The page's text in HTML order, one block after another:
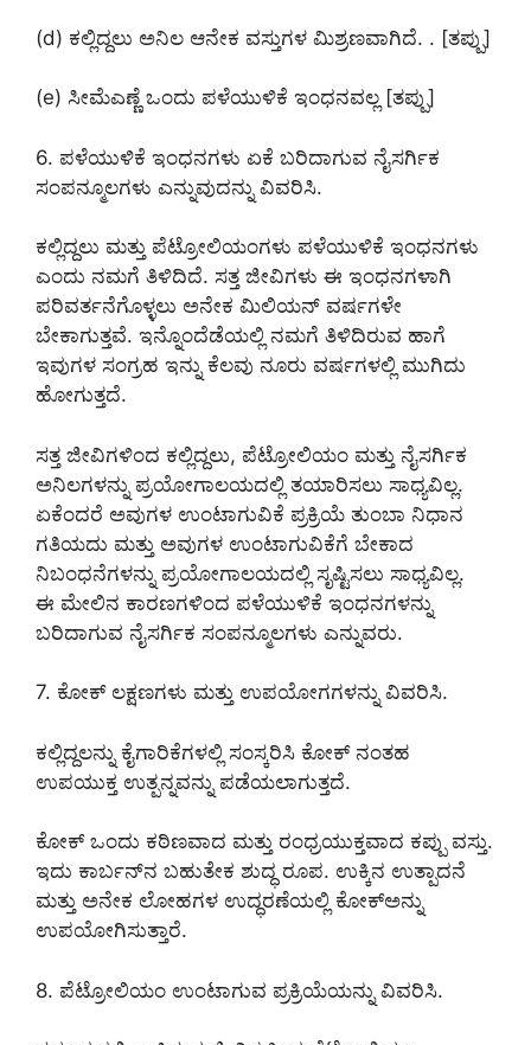
(d) ಕಲ್ಲಿದ್ದಲು ಅನಿಲ ಆನೇಕ ವಸ್ತುಗಳ ಮಿಶ್ರಣವಾಗಿದೆ. . [ತಪ್ಪು]
(e) ಸೀಮೆಎಣ್ಣೆ ಒಂದು ಪಳೆಯುಳಿಕೆ ಇಂಧನವಲ್ಲ [ತಪ್ಪು]
6. ಪಳೆಯುಳಿಕೆ ಇಂಧನಗಳು ಏಕೆ ಬರಿದಾಗುವ ನೈಸರ್ಗಿಕ
ಸಂಪನ್ಮೂಲಗಳು ಎನ್ನುವುದನ್ನು ವಿವರಿಸಿ.
ಕಲ್ಲಿದ್ದಲು ಮತ್ತು ಪೆಟ್ರೋಲಿಯಂಗಳು ಪಳೆಯುಳಿಕೆ ಇಂಧನಗಳು
ಎಂದು ನಮಗೆ ತಿಳಿದಿದೆ. ಸತ್ತ ಜೀವಿಗಳು ಈ ಇಂಧನಗಳಾಗಿ
ಪರಿವರ್ತನೆಗೊಳ್ಳಲು ಅನೇಕ ಮಿಲಿಯನ್ ವರ್ಷಗಳೇ
ಬೇಕಾಗುತ್ತವೆ. ಇನ್ನೊಂದೆಡೆಯಲ್ಲಿ ನಮಗೆ ತಿಳಿದಿರುವ ಹಾಗೆ
ಇವುಗಳ ಸಂಗ್ರಹ ಇನ್ನು ಕೆಲವು ನೂರು ವರ್ಷಗಳಲ್ಲಿ ಮುಗಿದು
ಹೋಗುತ್ತದೆ.
ಸತ್ತ ಜೀವಿಗಳಿಂದ ಕಲ್ಲಿದ್ದಲು, ಪೆಟ್ರೋಲಿಯಂ ಮತ್ತು ನೈಸರ್ಗಿಕ
ಅನಿಲಗಳನ್ನು ಪ್ರಯೋಗಾಲಯದಲ್ಲಿ ತಯಾರಿಸಲು ಸಾಧ್ಯವಿಲ್ಲ.
ಏಕೆಂದರೆ ಅವುಗಳ ಉಂಟಾಗುವಿಕೆ ಪ್ರಕ್ರಿಯೆ ತುಂಬಾ ನಿಧಾನ
ಗತಿಯದು ಮತ್ತು ಅವುಗಳ ಉಂಟಾಗುವಿಕೆಗೆ ಬೇಕಾದ
ನಿಬಂಧನೆಗಳನ್ನು ಪ್ರಯೋಗಾಲಯದಲ್ಲಿ ಸೃಷ್ಟಿಸಲು ಸಾಧ್ಯವಿಲ್ಲ.
ಈ ಮೇಲಿನ ಕಾರಣಗಳಿಂದ ಪಳೆಯುಳಿಕೆ ಇಂಧನಗಳನ್ನು
ಬರಿದಾಗುವ ನೈಸರ್ಗಿಕ ಸಂಪನ್ಮೂಲಗಳು ಎನ್ನುವರು.
7. ಕೋಕ್‌ ಲಕ್ಷಣಗಳು ಮತ್ತು ಉಪಯೋಗಗಳನ್ನು ವಿವರಿಸಿ.
ಕಲ್ಲಿದ್ದಲನ್ನು ಕೈಗಾರಿಕೆಗಳಲ್ಲಿ ಸಂಸ್ಕರಿಸಿ ಕೋಕ್ ನಂತಹ
ಉಪಯುಕ್ತ ಉತ್ಪನ್ನವನ್ನು ಪಡೆಯಲಾಗುತ್ತದೆ.
ಕೋಕ್ ಒಂದು ಕಠಿಣವಾದ ಮತ್ತು ರಂಧ್ರಯುಕ್ತವಾದ ಕಪ್ಪು ವಸ್ತು.
ಇದು ಕಾರ್ಬನ್‌ನ ಬಹುತೇಕ ಶುದ್ಧ ರೂಪ. ಉಕ್ಕಿನ ಉತ್ಪಾದನೆ
ಮತ್ತು ಅನೇಕ ಲೋಹಗಳ ಉದ್ಧರಣೆಯಲ್ಲಿ ಕೋಕ್‌ಅನ್ನು
ಉಪಯೋಗಿಸುತ್ತಾರೆ.
8. ಪೆಟ್ರೋಲಿಯಂ ಉಂಟಾಗುವ ಪ್ರಕ್ರಿಯೆಯನ್ನು ವಿವರಿಸಿ.